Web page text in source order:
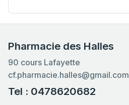
Pharmacie des Halles
90 cours Lafayette
cf.pharmacie.halles@gmail.com
Tel : 0478620682